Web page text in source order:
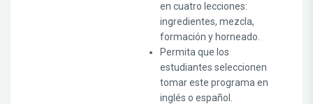
en cuatro lecciones:
ingredientes, mezcla,
formación y horneado.
Permita que los
estudiantes seleccionen
tomar este programa en
inglés o español.